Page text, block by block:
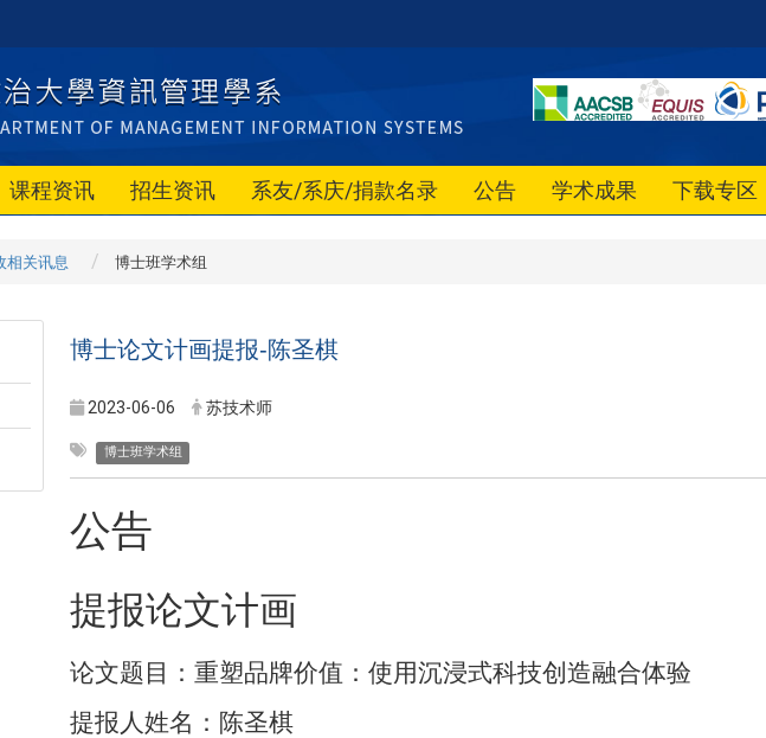
课程资讯 招生资讯 系友/系庆/捐款名录 公告 学术成果 下载专区
相关讯息 博士班学术组
博士论文计画提报-陈圣棋
2023-06-06 苏技术师
博士班学术组
公告
提报论文计画
论文题目：重塑品牌价值：使用沉浸式科技创造融合体验
提报人姓名：陈圣棋